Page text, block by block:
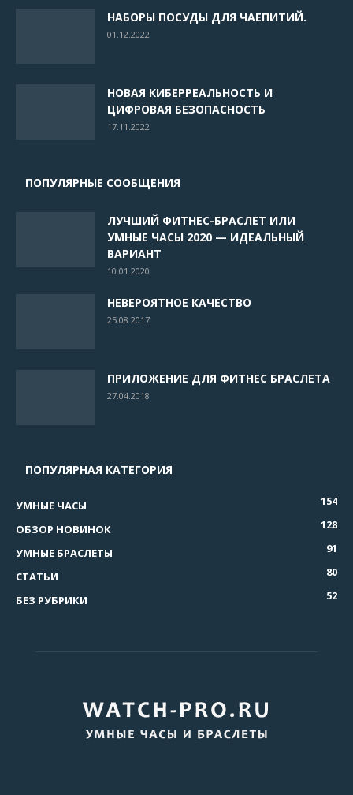
НАБОРЫ ПОСУДЫ ДЛЯ ЧАЕПИТИЙ.
01.12.2022
НОВАЯ КИБЕРРЕАЛЬНОСТЬ И
ЦИФРОВАЯ БЕЗОПАСНОСТЬ
17.11.2022
ПОПУЛЯРНЫЕ СООБЩЕНИЯ
ЛУЧШИЙ ФИТНЕС-БРАСЛЕТ ИЛИ
УМНЫЕ ЧАСЫ 2020 — ИДЕАЛЬНЫЙ
ВАРИАНТ
10.01.2020
НЕВЕРОЯТНОЕ КАЧЕСТВО
25.08.2017
ПРИЛОЖЕНИЕ ДЛЯ ФИТНЕС БРАСЛЕТА
27.04.2018
ПОПУЛЯРНАЯ КАТЕГОРИЯ
УМНЫЕ ЧАСЫ
154
ОБЗОР НОВИНОК
128
УМНЫЕ БРАСЛЕТЫ
91
СТАТЬИ
80
БЕЗ РУБРИКИ
52